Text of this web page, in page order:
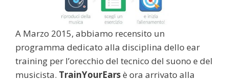
A Marzo 2015, abbiamo recensito un
programma dedicato alla disciplina dello ear
training per l’orecchio del tecnico del suono e del
musicista. TrainYourEarsè ora arrivato alla